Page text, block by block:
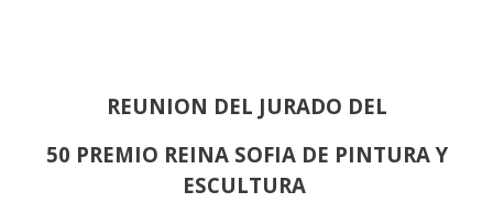
REUNION DEL JURADO DEL
50 PREMIO REINA SOFIA DE PINTURA Y
ESCULTURA